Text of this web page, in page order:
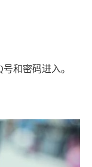
号和密码进入。